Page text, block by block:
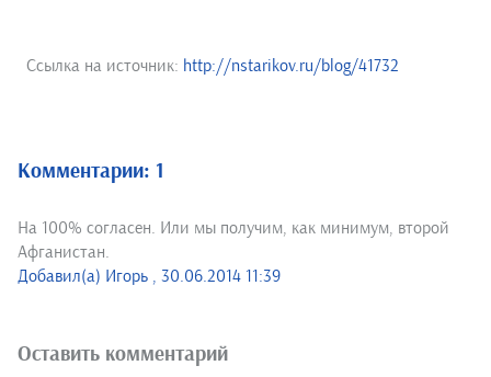
Ссылка на источник: http://nstarikov.ru/blog/41732
Комментарии: 1
На 100% согласен. Или мы получим, как минимум, второй
Афганистан.
Добавил(а) Игорь , 30.06.2014 11:39
Оставить комментарий